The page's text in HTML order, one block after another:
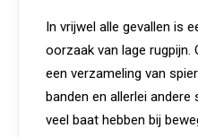
In vrijwel alle gevallen is
oorzaak van lage
een verzameling van
banden en allerlei
veel baat hebben bij